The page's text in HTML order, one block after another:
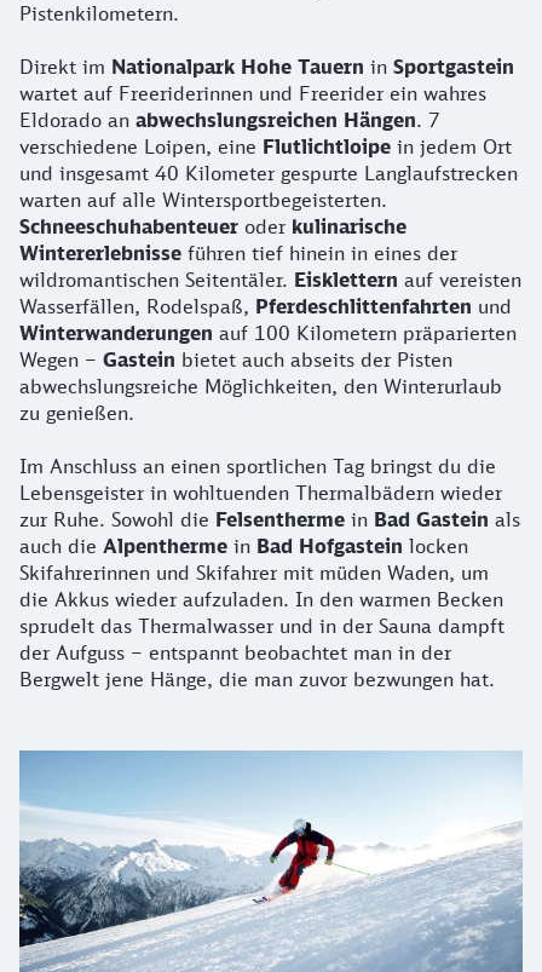
Pistenkilometern.
Direkt im Nationalpark Hohe Tauern in Sportgastein
wartet auf Freeriderinnen und Freerider ein wahres
Eldorado an abwechslungsreichen Hängen. 7
verschiedene Loipen, eine Flutlichtloipe in jedem Ort
und insgesamt 40 Kilometer gespurte Langlaufstrecken
warten auf alle Wintersportbegeisterten.
Schneeschuhabenteuer oder kulinarische
Wintererlebnisse führen tief hinein in eines der
wildromantischen Seitentäler. Eisklettern auf vereisten
Wasserfällen, Rodelspaß, Pferdeschlittenfahrten und
Winterwanderungen auf 100 Kilometern präparierten
Wegen – Gastein bietet auch abseits der Pisten
abwechslungsreiche Möglichkeiten, den Winterurlaub
zu genießen.
Im Anschluss an einen sportlichen Tag bringst du die
Lebensgeister in wohltuenden Thermalbädern wieder
zur Ruhe. Sowohl die Felsentherme in Bad Gastein als
auch die Alpentherme in Bad Hofgastein locken
Skifahrerinnen und Skifahrer mit müden Waden, um
die Akkus wieder aufzuladen. In den warmen Becken
sprudelt das Thermalwasser und in der Sauna dampft
der Aufguss – entspannt beobachtet man in der
Bergwelt jene Hänge, die man zuvor bezwungen hat.